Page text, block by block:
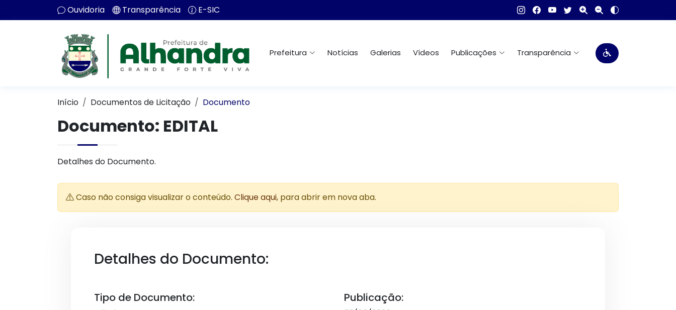
Ouvidoria Transparência E-SIC
Prefeitura Notícias Galerias Vídeos Publicações Transparência
Início Documentos de Licitação Documento
Documento: EDITAL
Detalhes do Documento.
Caso não consiga visualizar o conteúdo. Clique aqui, para abrir em nova aba.
Detalhes do Documento:
Tipo de Documento: Publicação: